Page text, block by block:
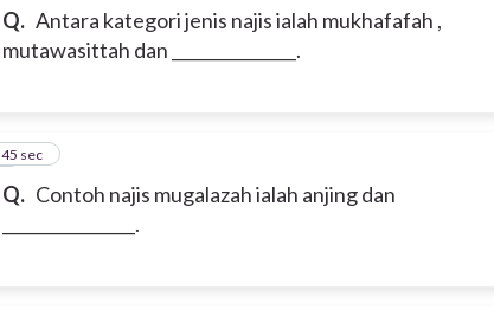
Q. Antara kategori jenis najis ialah mukhafafah ,
mutawasittah dan _______________.
Q. Contoh najis mugalazah ialah anjing dan
________________.
6
45 sec